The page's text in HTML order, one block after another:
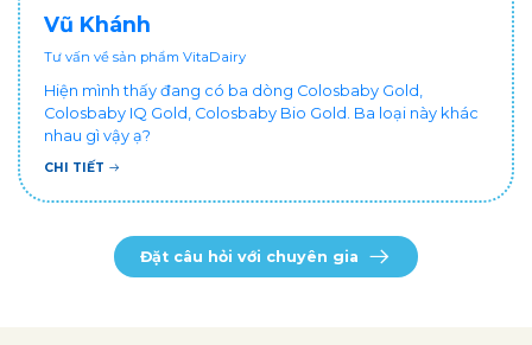
Vũ Khánh
Tư vấn về sản phẩm VitaDairy
Hiện mình thấy đang có ba dòng Colosbaby Gold,
Colosbaby IQ Gold, Colosbaby Bio Gold. Ba loại này khác
nhau gì vậy ạ?
CHI TIẾT
Đặt câu hỏi với chuyên gia